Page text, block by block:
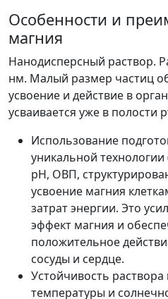
Особенности и
магния
Нанодисперсный раствор.
нм. Малый размер частиц
усвоение и действие в
усваивается уже в полости
Использование
уникальной
рН, ОВП,
усвоение магния
затрат энергии. Это
эффект магния и
положительное
сосуды и сердце.
Устойчивость
температуры и